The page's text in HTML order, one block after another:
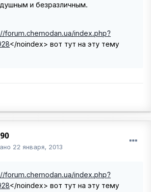
и безразличным.
forum.chemodan.ua/index.php?
</noindex> вот тут на эту тему
22 января, 2013
forum.chemodan.ua/index.php?
</noindex> вот тут на эту тему